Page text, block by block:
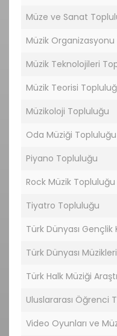
Müze ve Sanat
Müzik
Müzik Teknolojileri
Müzik Teorisi
Müzikoloji Topluluğu
Oda Müziği Topluluğu
Piyano Topluluğu
Rock Müzik Topluluğu
Tiyatro Topluluğu
Türk Dünyası
Türk Dünyası
Türk Halk Müziği
Uluslararası Öğrenci
Video Oyunları ve